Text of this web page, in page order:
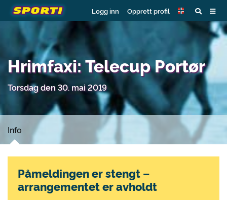
Logg inn Opprett profil
Hrimfaxi: Telecup Portør
Torsdag den 30. mai 2019
Info
Påmeldingen er stengt –
arrangementet er avholdt